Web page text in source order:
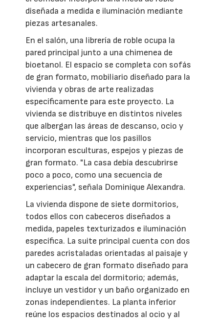
diseñada a medida e iluminación mediante
piezas artesanales.
En el salón, una librería de roble ocupa la
pared principal junto a una chimenea de
bioetanol. El espacio se completa con sofás
de gran formato, mobiliario diseñado para la
vivienda y obras de arte realizadas
específicamente para este proyecto. La
vivienda se distribuye en distintos niveles
que albergan las áreas de descanso, ocio y
servicio, mientras que los pasillos
incorporan esculturas, espejos y piezas de
gran formato. "La casa debía descubrirse
poco a poco, como una secuencia de
experiencias", señala Dominique Alexandra.
La vivienda dispone de siete dormitorios,
todos ellos con cabeceros diseñados a
medida, papeles texturizados e iluminación
específica. La suite principal cuenta con dos
paredes acristaladas orientadas al paisaje y
un cabecero de gran formato diseñado para
adaptar la escala del dormitorio; además,
incluye un vestidor y un baño organizado en
zonas independientes. La planta inferior
reúne los espacios destinados al ocio y al